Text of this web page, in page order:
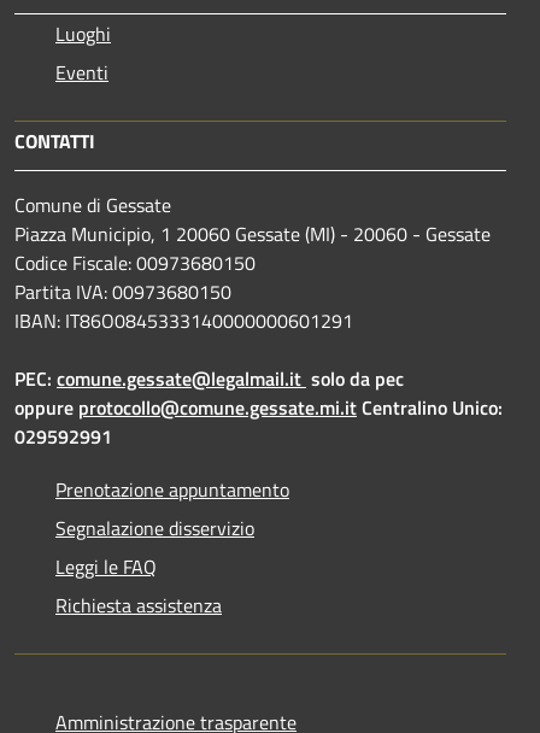
Luoghi
Eventi
CONTATTI
Comune di Gessate
Piazza Municipio, 1 20060 Gessate (MI) - 20060 - Gessate
Codice Fiscale: 00973680150
Partita IVA: 00973680150
IBAN: IT86O0845333140000000601291
PEC: comune.gessate@legalmail.it solo da pec
oppure protocollo@comune.gessate.mi.itCentralino Unico:
029592991
Prenotazione appuntamento
Segnalazione disservizio
Leggi le FAQ
Richiesta assistenza
Amministrazione trasparente